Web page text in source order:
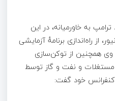
به خاورمیانه، در این
از راه‌اندازی برنامهٔ آزمایشی
وی همچنین از توکن‌سازی
مستغلات و نفت و گاز توسط
کنفرانس خود گفت: